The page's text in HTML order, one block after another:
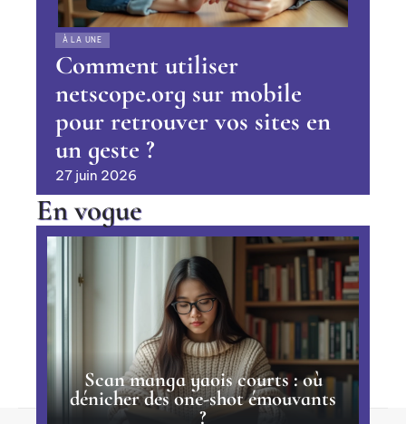
À LA UNE
Comment utiliser
netscope.org sur mobile
pour retrouver vos sites en
un geste ?
27 juin 2026
En vogue
Scan manga yaois courts : où
dénicher des one-shot émouvants
?